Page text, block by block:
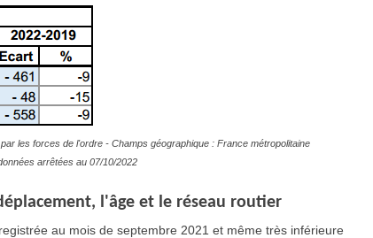
les forces de l'ordre - Champs géographique : France métropolitaine
arrêtées au 07/10/2022
l'âge et le réseau routier
au mois de septembre 2021 et même très inférieure